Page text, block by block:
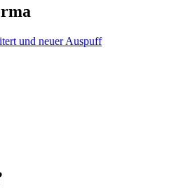
und neuer Auspuff